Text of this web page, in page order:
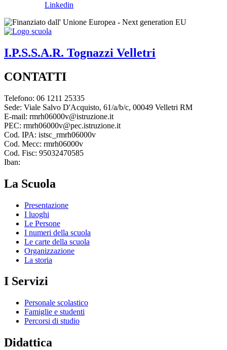
Linkedin
I.P.S.S.A.R. Tognazzi Velletri
CONTATTI
Telefono: 06 1211 25335
Sede: Viale Salvo D'Acquisto, 61/a/b/c, 00049 Velletri RM
E-mail: rmrh06000v@istruzione.it
PEC: rmrh06000v@pec.istruzione.it
Cod. IPA: istsc_rmrh06000v
Cod. Mecc: rmrh06000v
Cod. Fisc: 95032470585
Iban:
La Scuola
Presentazione
I luoghi
Le Persone
I numeri della scuola
Le carte della scuola
Organizzazione
La storia
I Servizi
Personale scolastico
Famiglie e studenti
Percorsi di studio
Didattica